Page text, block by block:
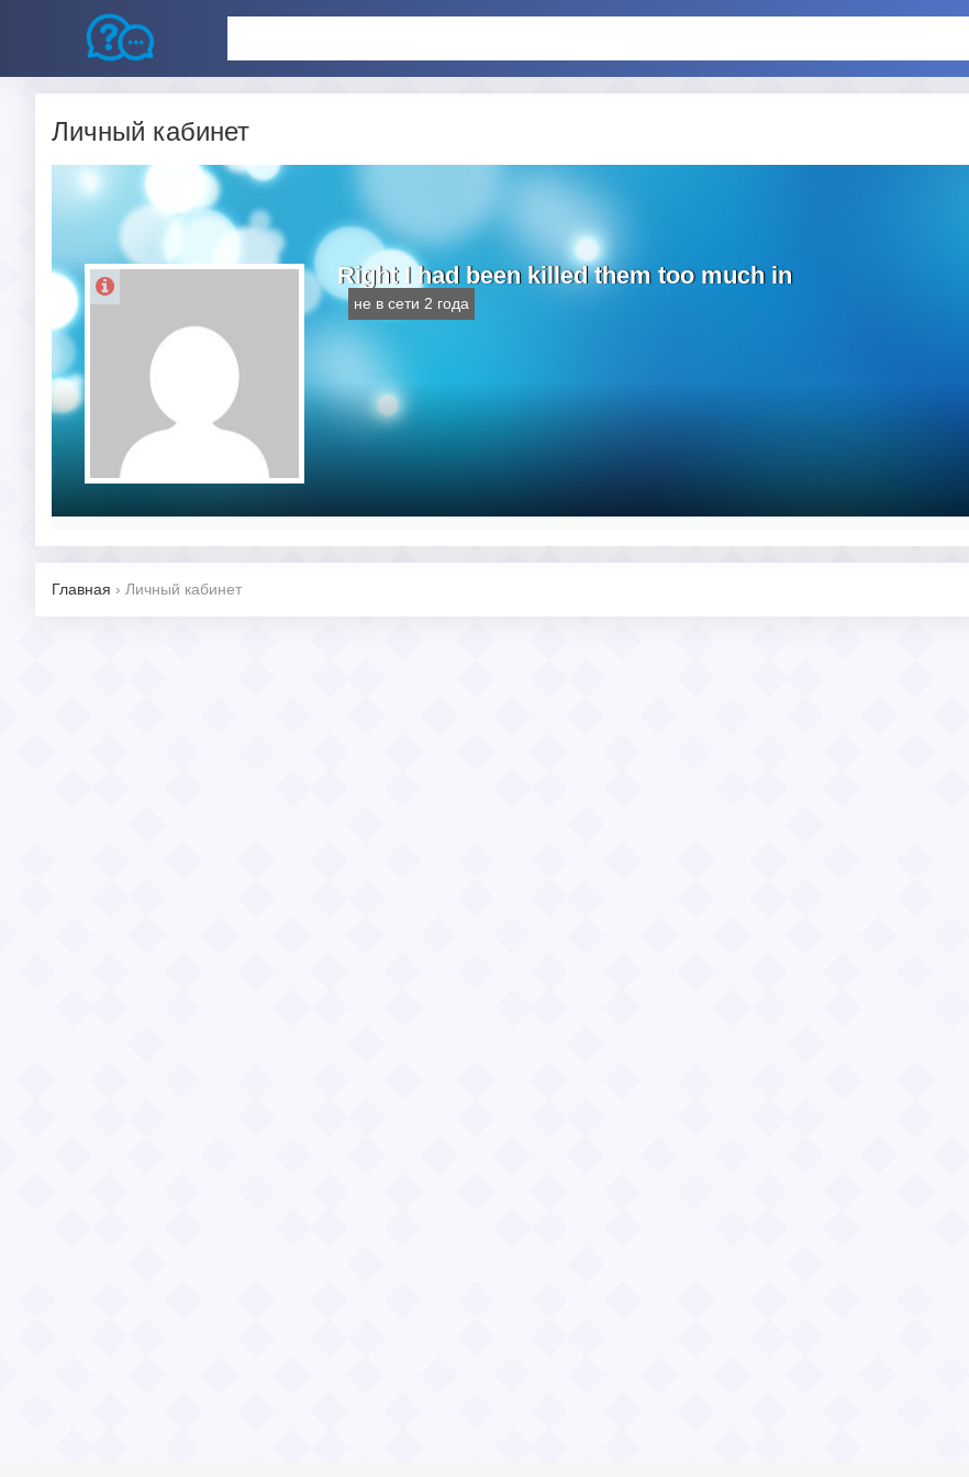
Личный кабинет
Right I had been killed them too much in
не в сети 2 года
Главная › Личный кабинет